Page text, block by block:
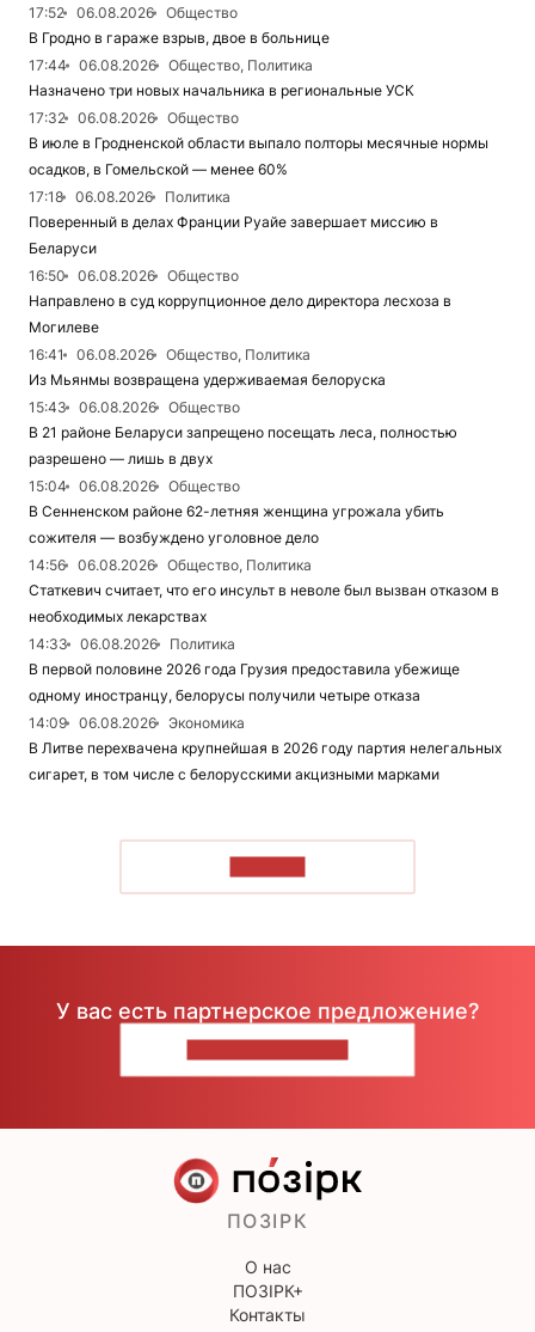
17:52
06.08.2026
Общество
В Гродно в гараже взрыв, двое в больнице
17:44
06.08.2026
Общество, Политика
Назначено три новых начальника в региональные УСК
17:32
06.08.2026
Общество
В июле в Гродненской области выпало полторы месячные нормы
осадков, в Гомельской — менее 60%
17:18
06.08.2026
Политика
Поверенный в делах Франции Руайе завершает миссию в
Беларуси
16:50
06.08.2026
Общество
Направлено в суд коррупционное дело директора лесхоза в
Могилеве
16:41
06.08.2026
Общество, Политика
Из Мьянмы возвращена удерживаемая белоруска
15:43
06.08.2026
Общество
В 21 районе Беларуси запрещено посещать леса, полностью
разрешено — лишь в двух
15:04
06.08.2026
Общество
В Сенненском районе 62-летняя женщина угрожала убить
сожителя — возбуждено уголовное дело
14:56
06.08.2026
Общество, Политика
Статкевич считает, что его инсульт в неволе был вызван отказом в
необходимых лекарствах
14:33
06.08.2026
Политика
В первой половине 2026 года Грузия предоставила убежище
одному иностранцу, белорусы получили четыре отказа
14:09
06.08.2026
Экономика
В Литве перехвачена крупнейшая в 2026 году партия нелегальных
сигарет, в том числе с белорусскими акцизными марками
У вас есть партнерское предложение?
ПОЗІРК
О нас
ПОЗІРК+
Контакты